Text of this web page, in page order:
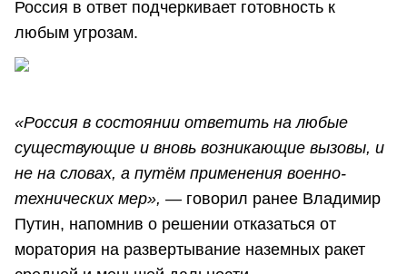
Россия в ответ подчеркивает готовность к
любым угрозам.
«Россия в состоянии ответить на любые
существующие и вновь возникающие вызовы, и
не на словах, а путём применения военно-
технических мер», — говорил ранее Владимир
Путин, напомнив о решении отказаться от
моратория на развертывание наземных ракет